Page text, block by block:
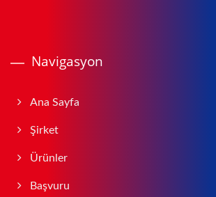
Navigasyon
Ana Sayfa
Şirket
Ürünler
Başvuru